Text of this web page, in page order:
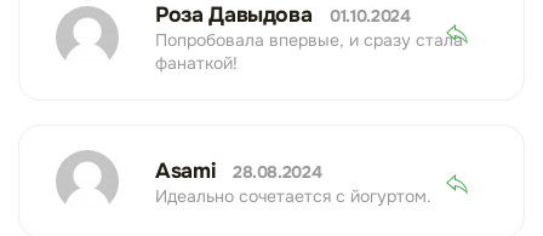
Роза Давыдова
01.10.2024
Попробовала впервые, и сразу стала
фанаткой!
Asami
28.08.2024
Идеально сочетается с йогуртом.